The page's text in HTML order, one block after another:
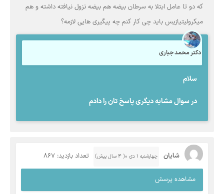
که دو تا عامل ابتلا به سرطان بیضه هم بیضه نزول نیافته داشته و هم
میکرولیتیازیس باید چی کار کنم چه پیگیری هایی لازمه؟
دکتر محمد جباری
سلام
در سوال مشابه دیگری پاسخ تان را دادم
شایان چهارشنبه ۱ دی ۰( 4 سال پیش) تعداد بازدید: 867
مشاهده پرسش